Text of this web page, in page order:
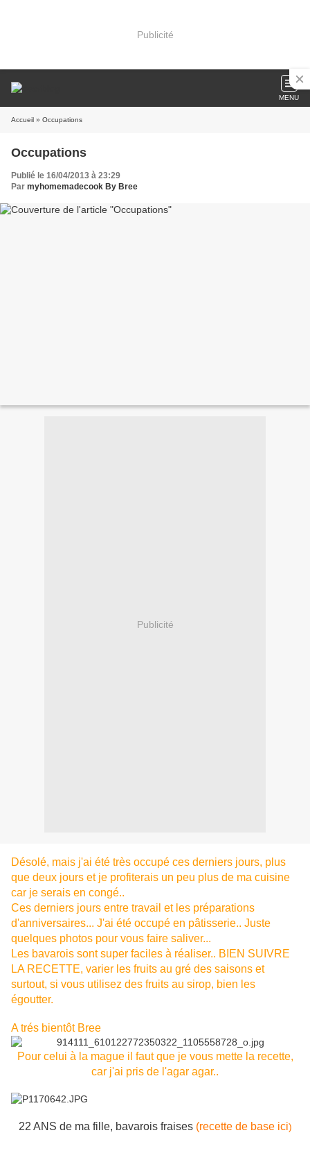
Publicité
MENU
Accueil » Occupations
Occupations
Publié le 16/04/2013 à 23:29
Par myhomemadecook By Bree
Publicité
Désolé, mais j'ai été très occupé ces derniers jours, plus
que deux jours et je profiterais un peu plus de ma cuisine
car je serais en congé..
Ces derniers jours entre travail et les préparations
d'anniversaires... J'ai été occupé en pâtisserie.. Juste
quelques photos pour vous faire saliver...
Les bavarois sont super faciles à réaliser.. BIEN SUIVRE
LA RECETTE, varier les fruits au gré des saisons et
surtout, si vous utilisez des fruits au sirop, bien les
égoutter.
A trés bientôt Bree
Pour celui à la mague il faut que je vous mette la recette,
car j'ai pris de l'agar agar..
22 ANS de ma fille, bavarois fraises (recette de base ici)